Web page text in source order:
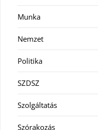
Munka
Nemzet
Politika
SZDSZ
Szolgáltatás
Szórakozás